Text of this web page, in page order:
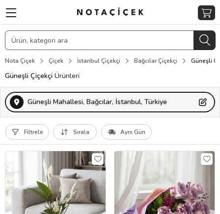
Nota Çiçek Çiçek İstanbul Çiçekçi Bağcılar Çiçekçi Güneşli
Güneşli Çiçekçi Ürünleri
Güneşli Mahallesi, Bağcılar, İstanbul, Türkiye
Filtrele Sırala Aynı Gün